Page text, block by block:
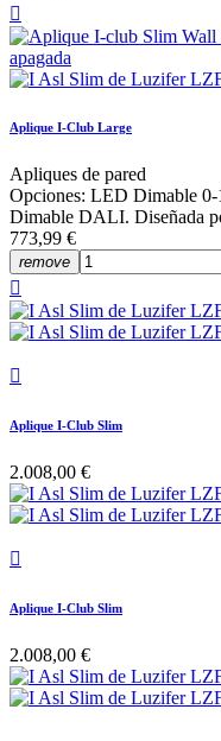

Aplique I-Club Large
Apliques de pared
Opciones: LED Dimable
Dimable DALI. Diseñada
773,99 €
remove


Aplique I-Club Slim
2.008,00 €

Aplique I-Club Slim
2.008,00 €